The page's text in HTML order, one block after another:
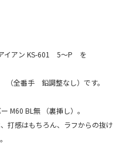
イアン KS-601 5～P を
全番手 鉛調整なし）です。
M60 BL無 （裏挿し）。
打感はもちろん、ラフからの抜け